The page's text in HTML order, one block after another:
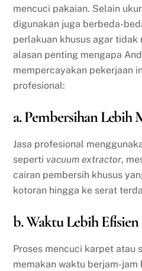
mencuci pakaian. Selain
digunakan juga berbeda-
perlakuan khusus agar tidak
alasan penting mengapa
mempercayakan pekerjaan
profesional:
a. Pembersihan Lebih
Jasa profesional
seperti vacuum extractor,
cairan pembersih khusus
kotoran hingga ke serat
b. Waktu Lebih Efisien
Proses mencuci karpet atau
memakan waktu berjam-jam